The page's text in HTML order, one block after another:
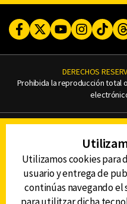
FacebookTwitterYoutube
DERECHOS
Prohibida la reproducción total
AVISO
DEFENSORÍA
Utilizamos cookies para
usuario y entrega de
continúas navegando